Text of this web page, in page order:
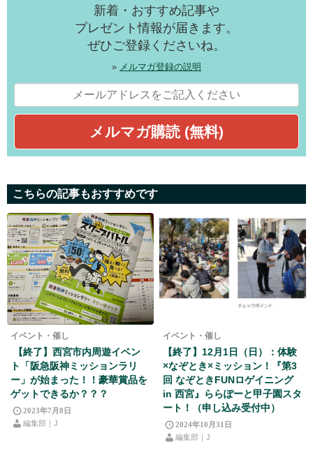
新着・おすすめ記事や
プレゼント情報が届きます。
ぜひご登録くださいね。
» メルマガ登録の説明
こちらの記事もおすすめです
イベント・催し
【終了】西宮市内周遊イベン
ト「阪急阪神ミッションラリ
ー」が始まった！！豪華賞品を
ゲットできるか？？？
2023年7月8日
編集部｜J
イベント・催し
【終了】12月1日（日）：体験
×なぞとき×ミッション！『第3
回 なぞときFUNロゲイニング
in 西宮』ららぽーと甲子園スタ
ート！（申し込み受付中）
2024年10月31日
編集部｜J